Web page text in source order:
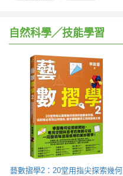
自然科學╱技能學習
藝數摺學2：20堂用指尖探索幾何